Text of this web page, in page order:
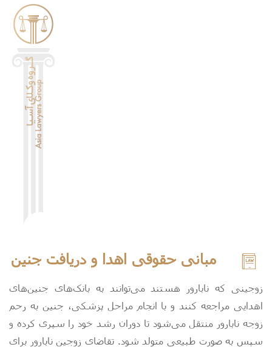
مبانی حقوقی اهدا و دریافت جنین
زوجینی که نابارور هستند می‌توانند به بانک‌های جنین‌های
اهدایی مراجعه کنند و با انجام مراحل پزشکی، جنین به رحم
زوجه نابارور منتقل می‌شود تا دوران رشد خود را سپری کرده و
سپس به صورت طبیعی متولد شود. تقاضای زوجین نابارور برای